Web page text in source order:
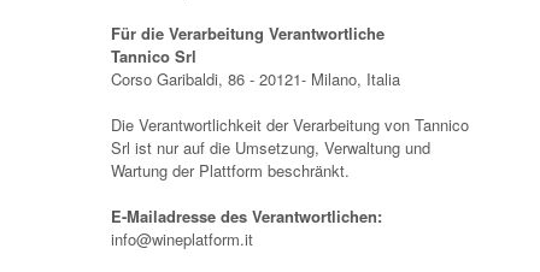
Für die Verarbeitung Verantwortliche
Tannico Srl
Corso Garibaldi, 86 - 20121- Milano, Italia
Die Verantwortlichkeit der Verarbeitung von Tannico
Srl ist nur auf die Umsetzung, Verwaltung und
Wartung der Plattform beschränkt.
E-Mailadresse des Verantwortlichen:
info@wineplatform.it